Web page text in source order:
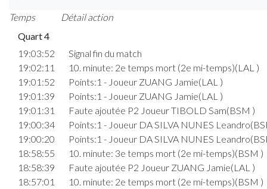
Temps
Détail action
Quart 4
19:03:52
Signal fin du match
19:02:11
10. minute: 2e temps mort (2e mi-temps)(LAL )
19:01:52
Points:1 - Joueur ZUANG Jamie(LAL )
19:01:39
Points:1 - Joueur ZUANG Jamie(LAL )
19:01:31
Faute ajoutée P2 Joueur TIBOLD Sam(BSM )
19:00:34
Points:1 - Joueur DA SILVA NUNES
19:00:20
Points:1 - Joueur DA SILVA NUNES
18:58:55
10. minute: 3e temps mort (2e mi-temps)(BSM )
18:58:39
Faute ajoutée P2 Joueur ZUANG Jamie(LAL )
18:57:01
10. minute: 2e temps mort (2e mi-temps)(BSM )